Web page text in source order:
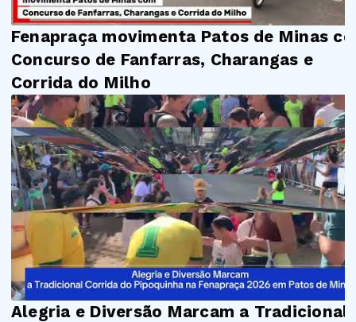
Fenapraça movimenta Patos de Minas
Concurso de Fanfarras, Charangas e
Corrida do Milho
Alegria e Diversão Marcam a Tradicional